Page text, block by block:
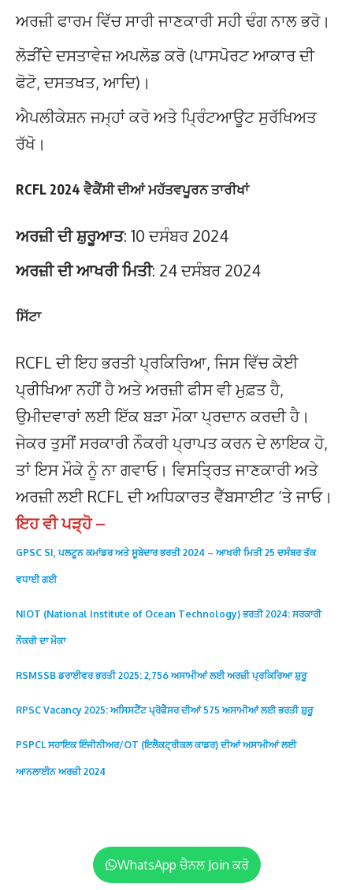
ਅਰਜ਼ੀ ਫਾਰਮ ਵਿੱਚ ਸਾਰੀ ਜਾਣਕਾਰੀ ਸਹੀ ਢੰਗ ਨਾਲ ਭਰੋ।
ਲੋੜੀਂਦੇ ਦਸਤਾਵੇਜ਼ ਅਪਲੋਡ ਕਰੋ (ਪਾਸਪੋਰਟ ਆਕਾਰ ਦੀ
ਫੋਟੋ, ਦਸਤਖਤ, ਆਦਿ)।
ਐਪਲੀਕੇਸ਼ਨ ਜਮ੍ਹਾਂ ਕਰੋ ਅਤੇ ਪ੍ਰਿੰਟਆਊਟ ਸੁਰੱਖਿਅਤ
ਰੱਖੋ।
RCFL 2024 ਵੈਕੈਂਸੀ ਦੀਆਂ ਮਹੱਤਵਪੂਰਨ ਤਾਰੀਖਾਂ
ਅਰਜ਼ੀ ਦੀ ਸ਼ੁਰੂਆਤ: 10 ਦਸੰਬਰ 2024
ਅਰਜ਼ੀ ਦੀ ਆਖਰੀ ਮਿਤੀ: 24 ਦਸੰਬਰ 2024
ਸਿੱਟਾ
RCFL ਦੀ ਇਹ ਭਰਤੀ ਪ੍ਰਕਿਰਿਆ, ਜਿਸ ਵਿੱਚ ਕੋਈ
ਪ੍ਰੀਖਿਆ ਨਹੀਂ ਹੈ ਅਤੇ ਅਰਜ਼ੀ ਫੀਸ ਵੀ ਮੁਫ਼ਤ ਹੈ,
ਉਮੀਦਵਾਰਾਂ ਲਈ ਇੱਕ ਬੜਾ ਮੌਕਾ ਪ੍ਰਦਾਨ ਕਰਦੀ ਹੈ।
ਜੇਕਰ ਤੁਸੀਂ ਸਰਕਾਰੀ ਨੌਕਰੀ ਪ੍ਰਾਪਤ ਕਰਨ ਦੇ ਲਾਇਕ ਹੋ,
ਤਾਂ ਇਸ ਮੌਕੇ ਨੂੰ ਨਾ ਗਵਾਓ। ਵਿਸਤ੍ਰਿਤ ਜਾਣਕਾਰੀ ਅਤੇ
ਅਰਜ਼ੀ ਲਈ RCFL ਦੀ ਅਧਿਕਾਰਤ ਵੈੱਬਸਾਈਟ ‘ਤੇ ਜਾਓ।
ਇਹ ਵੀ ਪੜ੍ਹੋ –
GPSC SI, ਪਲਟੂਨ ਕਮਾਂਡਰ ਅਤੇ ਸੂਬੇਦਾਰ ਭਰਤੀ 2024 – ਆਖਰੀ ਮਿਤੀ 25 ਦਸੰਬਰ ਤੱਕ
ਵਧਾਈ ਗਈ
NIOT (National Institute of Ocean Technology) ਭਰਤੀ 2024: ਸਰਕਾਰੀ
ਨੌਕਰੀ ਦਾ ਮੌਕਾ
RSMSSB ਡਰਾਈਵਰ ਭਰਤੀ 2025: 2,756 ਅਸਾਮੀਆਂ ਲਈ ਅਰਜ਼ੀ ਪ੍ਰਕਿਰਿਆ ਸ਼ੁਰੂ
RPSC Vacancy 2025: ਅਸਿਸਟੈਂਟ ਪ੍ਰੋਫੈਸਰ ਦੀਆਂ 575 ਅਸਾਮੀਆਂ ਲਈ ਭਰਤੀ ਸ਼ੁਰੂ
PSPCL ਸਹਾਇਕ ਇੰਜੀਨੀਅਰ/OT (ਇਲੈਕਟ੍ਰੀਕਲ ਕਾਡਰ) ਦੀਆਂ ਅਸਾਮੀਆਂ ਲਈ
ਆਨਲਾਈਨ ਅਰਜ਼ੀ 2024
WhatsApp ਚੈਨਲ Join ਕਰੋ